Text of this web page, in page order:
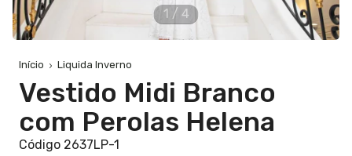
1 / 4
Início Liquida Inverno
Vestido Midi Branco
com Perolas Helena
Código 2637LP-1